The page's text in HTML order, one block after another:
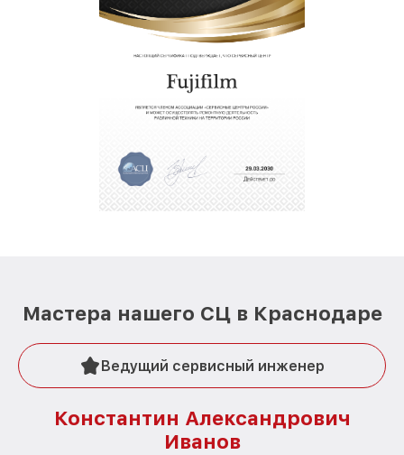
Мастера нашего СЦ в Краснодаре
Ведущий сервисный инженер
Константин Александрович
Иванов